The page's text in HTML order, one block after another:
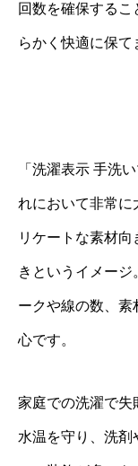
回数を確保する
らかく快適に保て
「洗濯表示 手洗
れにおいて非常に
リケートな素材
きというイメー
ークや線の数、
心です。
家庭での洗濯で失
水温を守り、洗剤